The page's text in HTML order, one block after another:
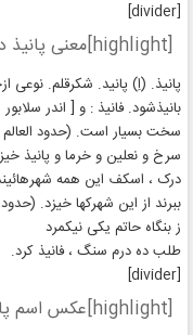
[divider]
[highlight]معنی پانیذ در لغت نامه دهخدا[/highlight]
پانیذ. (اِ) پانید. شکرقلم.
بانیذشود. فانیذ : و [ اندر
سخت بسیار است. (حدود
سرخ و نعلین و خرما و پانیذ
درک ، اسکف این همه
ببرند از این شهرکها خیزد. (حدود
ز بنگاه حاتم یکی نیکمرد
طلب ده درم سنگ ، فانیذ کرد.
[divider]
[highlight]عکس اسم پانیذ[/highlight]